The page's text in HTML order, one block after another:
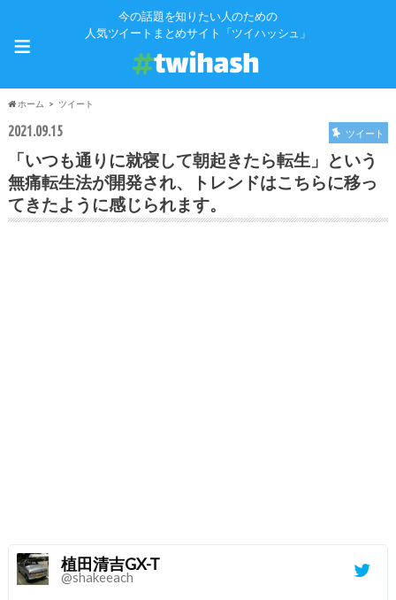
今の話題を知りたい人のための
人気ツイートまとめサイト「ツイハッシュ」
≡
ホーム ツイート
2021.09.15 ツイート
「いつも通りに就寝して朝起きたら転生」という
無痛転生法が開発され、トレンドはこちらに移っ
てきたように感じられます。
植田清吉GX-T
@shakeeach